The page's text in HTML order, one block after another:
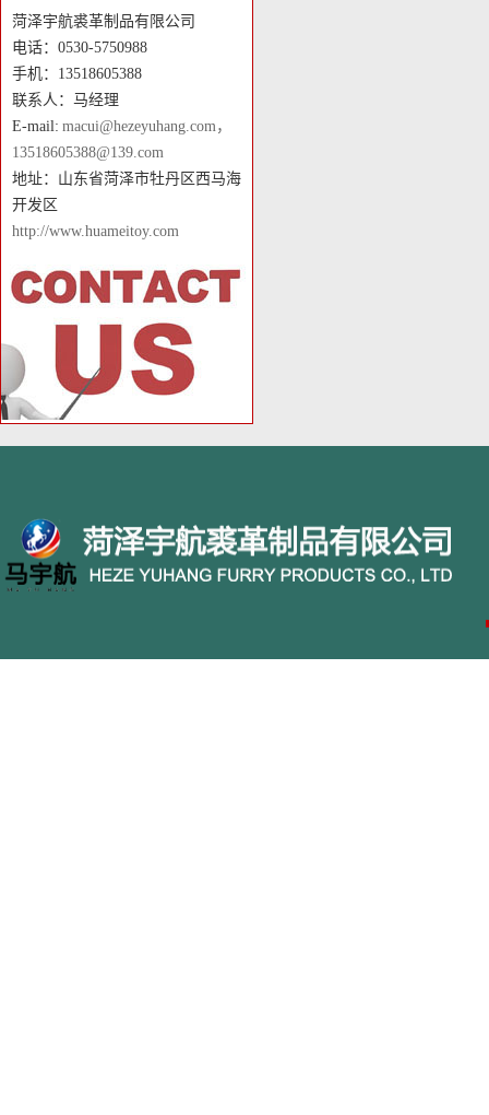
菏泽宇航裘革制品有限公司
电话：0530-5750988
手机：13518605388
联系人：马经理
E-mail: macui@hezeyuhang.com，
13518605388@139.com
地址：山东省菏泽市牡丹区西马海
开发区
http://www.huameitoy.com